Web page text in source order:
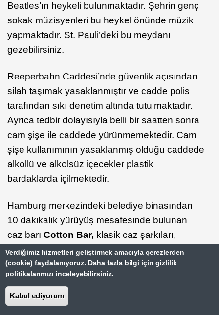
Beatles’ın heykeli bulunmaktadır. Şehrin genç
sokak müzisyenleri bu heykel önünde müzik
yapmaktadır. St. Pauli’deki bu meydanı
gezebilirsiniz.
Reeperbahn Caddesi’nde güvenlik açısından
silah taşımak yasaklanmıştır ve cadde polis
tarafından sıkı denetim altında tutulmaktadır.
Ayrıca tedbir dolayısıyla belli bir saatten sonra
cam şişe ile caddede yürünmemektedir. Cam
şişe kullanımının yasaklanmış olduğu caddede
alkollü ve alkolsüz içecekler plastik
bardaklarda içilmektedir.
Hamburg merkezindeki belediye binasından
10 dakikalık yürüyüş mesafesinde bulunan
caz barı Cotton Bar, klasik caz şarkıları,
uygun fiyatları ile akşamı geçirmek için ideal bir
mekandır.
Müzikalsevenler,
Phantom of the Opera
Verdiğimiz hizmetleri geliştirmek amacıyla çerezlerden
(cookie) faydalanıyoruz. Daha fazla bilgi için gizlilik
politikalarımızı inceleyebilirsiniz.
Kabul ediyorum